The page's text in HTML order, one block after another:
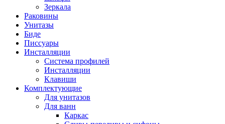
Зеркала
Раковины
Унитазы
Биде
Писсуары
Инсталляции
Система профилей
Инсталляции
Клавиши
Комплектующие
Для унитазов
Для ванн
Каркас